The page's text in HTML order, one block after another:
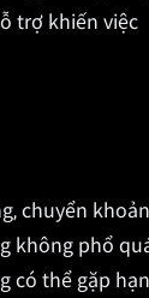
trợ khiến việc
chuyển khoản
không phổ
có thể gặp hạn